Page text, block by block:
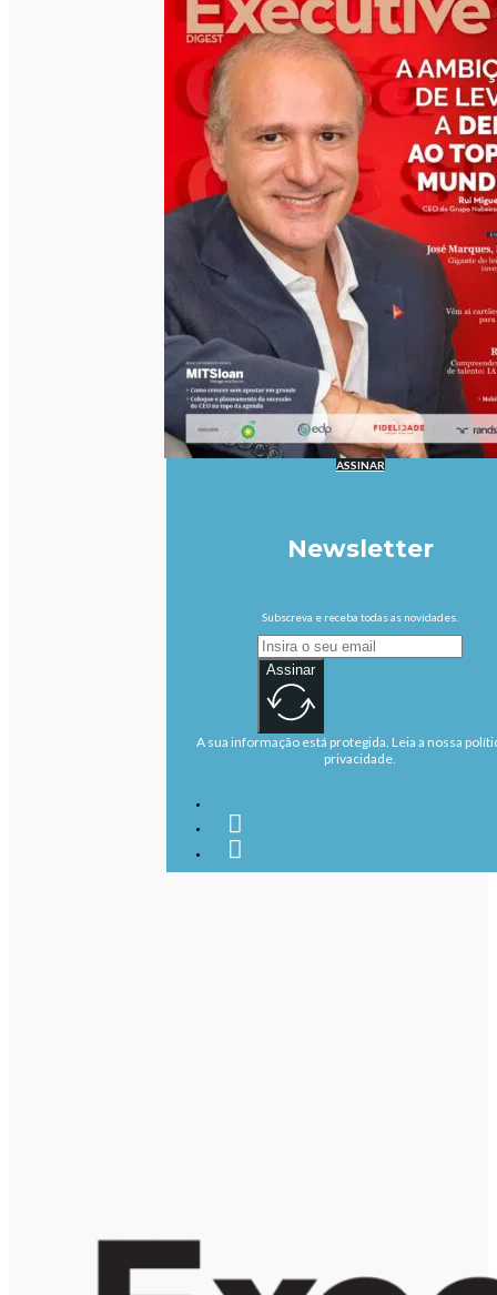
ASSINAR
Newsletter
Subscreva e receba todas as novidades.
Assinar
A sua informação está protegida. Leia a nossa
privacidade.